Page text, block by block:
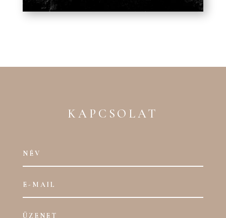
KAPCSOLAT